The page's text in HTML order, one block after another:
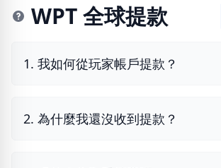
WPT 全球提款
1. 我如何從玩家帳戶提款？
2. 為什麼我還沒收到提款？